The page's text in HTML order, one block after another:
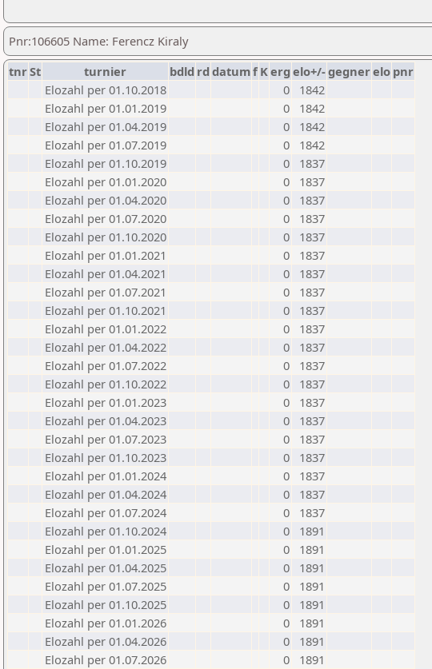
Pnr:106605 Name: Ferencz Kiraly
tnrSt turnier bdld rd datumf Kerg elo+/-gegnerelo pnr
Elozahl per 01.10.2018
0
1842
Elozahl per 01.01.2019
0
1842
Elozahl per 01.04.2019
0
1842
Elozahl per 01.07.2019
0
1842
Elozahl per 01.10.2019
0
1837
Elozahl per 01.01.2020
0
1837
Elozahl per 01.04.2020
0
1837
Elozahl per 01.07.2020
0
1837
Elozahl per 01.10.2020
0
1837
Elozahl per 01.01.2021
0
1837
Elozahl per 01.04.2021
0
1837
Elozahl per 01.07.2021
0
1837
Elozahl per 01.10.2021
0
1837
Elozahl per 01.01.2022
0
1837
Elozahl per 01.04.2022
0
1837
Elozahl per 01.07.2022
0
1837
Elozahl per 01.10.2022
0
1837
Elozahl per 01.01.2023
0
1837
Elozahl per 01.04.2023
0
1837
Elozahl per 01.07.2023
0
1837
Elozahl per 01.10.2023
0
1837
Elozahl per 01.01.2024
0
1837
Elozahl per 01.04.2024
0
1837
Elozahl per 01.07.2024
0
1837
Elozahl per 01.10.2024
0
1891
Elozahl per 01.01.2025
0
1891
Elozahl per 01.04.2025
0
1891
Elozahl per 01.07.2025
0
1891
Elozahl per 01.10.2025
0
1891
Elozahl per 01.01.2026
0
1891
Elozahl per 01.04.2026
0
1891
Elozahl per 01.07.2026
0 1891